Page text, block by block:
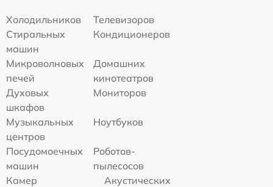
Холодильников
Телевизоров
Стиральных
машин
Кондиционеров
Микроволновых
печей
Домашних
кинотеатров
Духовых
шкафов
Мониторов
Музыкальных
центров
Ноутбуков
Посудомоечных
машин
Роботов-
пылесосов
Камер
Акустических